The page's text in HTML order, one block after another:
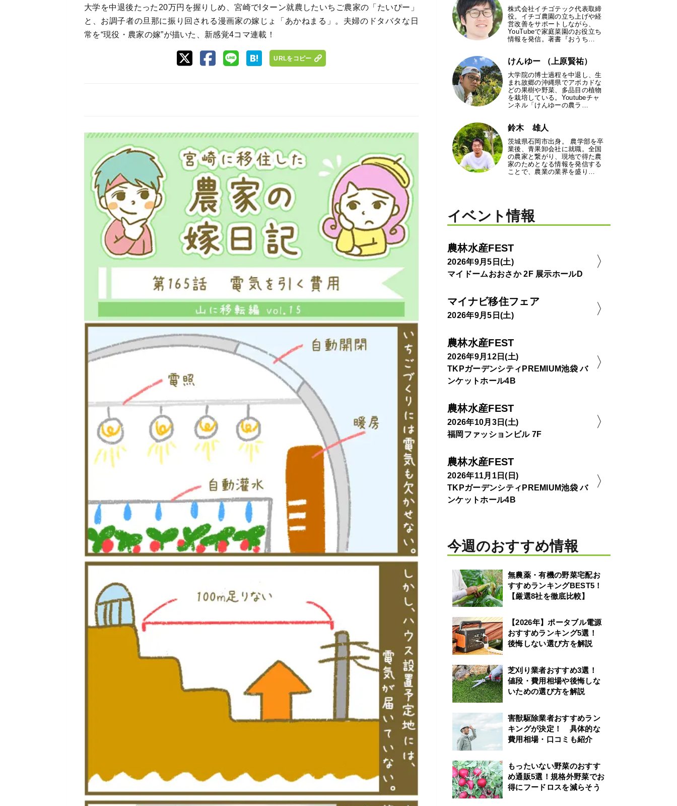
大学を中退後たった20万円を握りしめ、宮崎でIターン就農したいちご農家の「たいぴー」
と、お調子者の旦那に振り回される漫画家の嫁じょ「あかねまる」。夫婦のドタバタな日
常を“現役・農家の嫁”が描いた、新感覚4コマ連載！
URLをコピー
株式会社イチゴテック代表取締
役。イチゴ農園の立ち上げや経
営改善をサポートしながら、
YouTubeで家庭菜園のお役立ち
情報を発信。著書『おうち…
けんゆー （上原賢祐）
大学院の博士過程を中退し、生
まれ故郷の沖縄県でアボカドな
どの果樹や野菜、多品目の植物
を栽培している。Youtubeチャ
ンネル「けんゆーの農ラ…
鈴木 雄人
茨城県石岡市出身。 農学部を卒
業後、青果卸会社に就職。全国
の農家と繋がり、現地で得た農
家のためとなる情報を発信する
ことで、農業の業界を盛り…
イベント情報
農林水産FEST
2026年9月5日(土)
マイドームおおさか 2F 展示ホールD
マイナビ移住フェア
2026年9月5日(土)
農林水産FEST
2026年9月12日(土)
TKPガーデンシティPREMIUM池袋 バ
ンケットホール4B
農林水産FEST
2026年10月3日(土)
福岡ファッションビル 7F
農林水産FEST
2026年11月1日(日)
TKPガーデンシティPREMIUM池袋 バ
ンケットホール4B
今週のおすすめ情報
無農薬・有機の野菜宅配お
すすめランキングBEST5！
【厳選8社を徹底比較】
【2026年】ポータブル電源
おすすめランキング5選！
後悔しない選び方を解説
芝刈り業者おすすめ3選！
値段・費用相場や後悔しな
いための選び方を解説
害獣駆除業者おすすめラン
キングが決定！ 具体的な
費用相場・口コミも紹介
もったいない野菜のおすす
め通販5選！規格外野菜でお
得にフードロスを減らそう